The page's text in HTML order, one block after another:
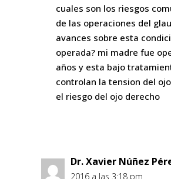
cuales son los riesgos
de las operaciones del
avances sobre esta
operada? mi madre fue
años y esta bajo
controlan la tension del
el riesgo del ojo derecho
Dr. Xavier Núñez
2016 a las 3:18 pm